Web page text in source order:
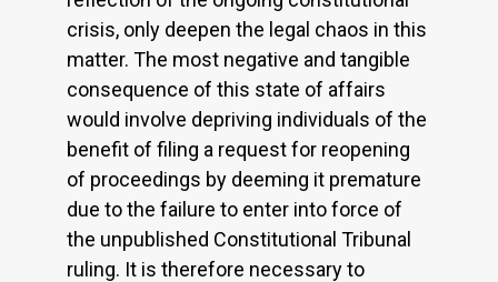
crisis, only deepen the legal chaos in this
matter. The most negative and tangible
consequence of this state of affairs
would involve depriving individuals of the
benefit of filing a request for reopening
of proceedings by deeming it premature
due to the failure to enter into force of
the unpublished Constitutional Tribunal
ruling. It is therefore necessary to